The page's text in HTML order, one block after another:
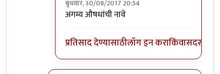
बुधवार, 30/08/2017 20:54
In reply toहोमिओपॅथी वाले साबुदाण्याच्या
अगम्य औषधांची नावे
प्रतिसाद देण्यासाठीलॉग इन कराकिंवासदस्य व्हा